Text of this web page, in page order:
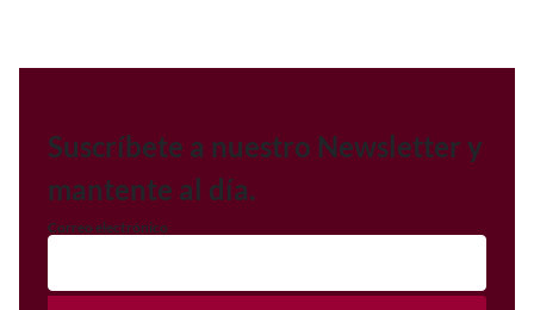
Suscríbete a nuestro Newsletter y
mantente al día.
Correo electrónico